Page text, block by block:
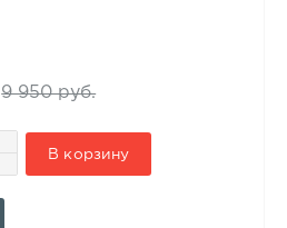
9 950 руб.
В корзину